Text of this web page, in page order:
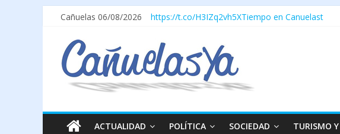
Cañuelas 06/08/2026 https://t.co/H3IZq2vh5XTiempo en Canuelast
ACTUALIDAD POLÍTICA SOCIEDAD TURISMO